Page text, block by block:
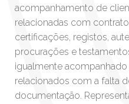
acompanhamento de
relacionadas com
certificações, registos,
procurações e
igualmente
relacionados com a falta
documentação.